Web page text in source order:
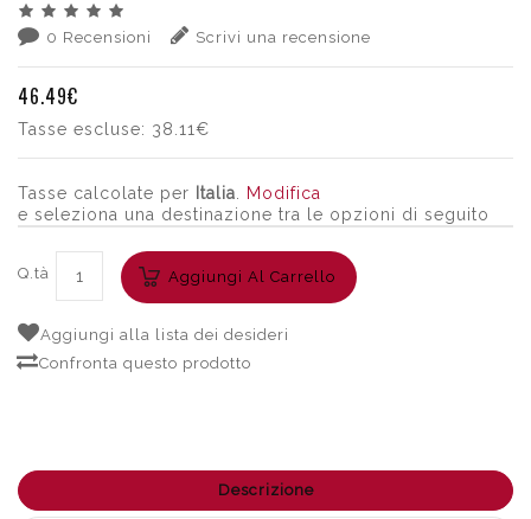
0 Recensioni Scrivi una recensione
46.49€
Tasse escluse: 38.11€
Tasse calcolate per Italia
Modifica
e seleziona una destinazione tra le opzioni di seguito
Q.tà Aggiungi Al Carrello
Aggiungi alla lista dei desideri
Confronta questo prodotto
Descrizione